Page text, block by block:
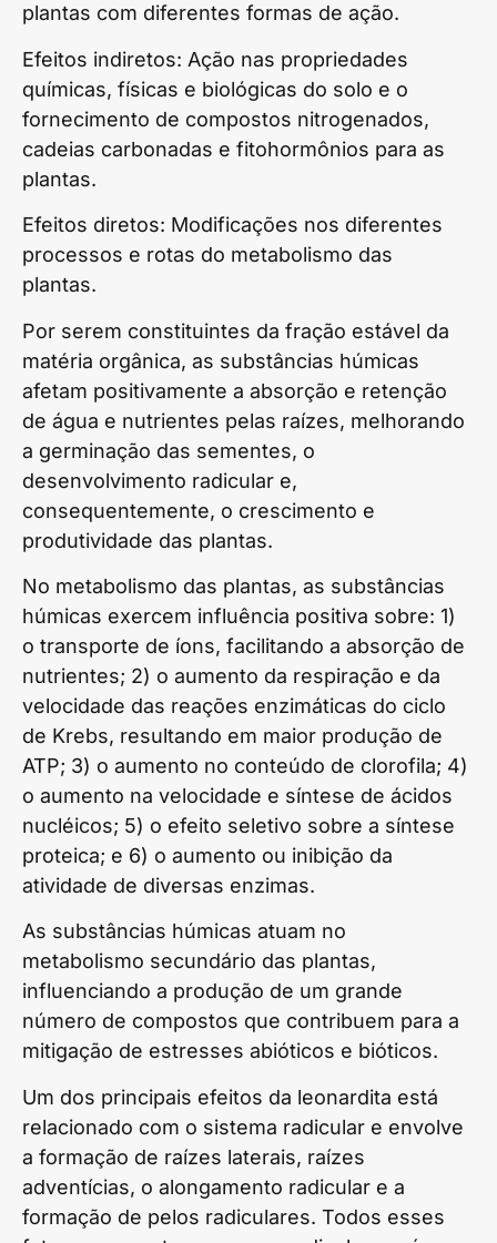
plantas com diferentes formas de ação.
Efeitos indiretos: Ação nas propriedades
químicas, físicas e biológicas do solo e o
fornecimento de compostos nitrogenados,
cadeias carbonadas e fitohormônios para as
plantas.
Efeitos diretos: Modificações nos diferentes
processos e rotas do metabolismo das
plantas.
Por serem constituintes da fração estável da
matéria orgânica, as substâncias húmicas
afetam positivamente a absorção e retenção
de água e nutrientes pelas raízes, melhorando
a germinação das sementes, o
desenvolvimento radicular e,
consequentemente, o crescimento e
produtividade das plantas.
No metabolismo das plantas, as substâncias
húmicas exercem influência positiva sobre: 1)
o transporte de íons, facilitando a absorção de
nutrientes; 2) o aumento da respiração e da
velocidade das reações enzimáticas do ciclo
de Krebs, resultando em maior produção de
ATP; 3) o aumento no conteúdo de clorofila; 4)
o aumento na velocidade e síntese de ácidos
nucléicos; 5) o efeito seletivo sobre a síntese
proteica; e 6) o aumento ou inibição da
atividade de diversas enzimas.
As substâncias húmicas atuam no
metabolismo secundário das plantas,
influenciando a produção de um grande
número de compostos que contribuem para a
mitigação de estresses abióticos e bióticos.
Um dos principais efeitos da leonardita está
relacionado com o sistema radicular e envolve
a formação de raízes laterais, raízes
adventícias, o alongamento radicular e a
formação de pelos radiculares. Todos esses